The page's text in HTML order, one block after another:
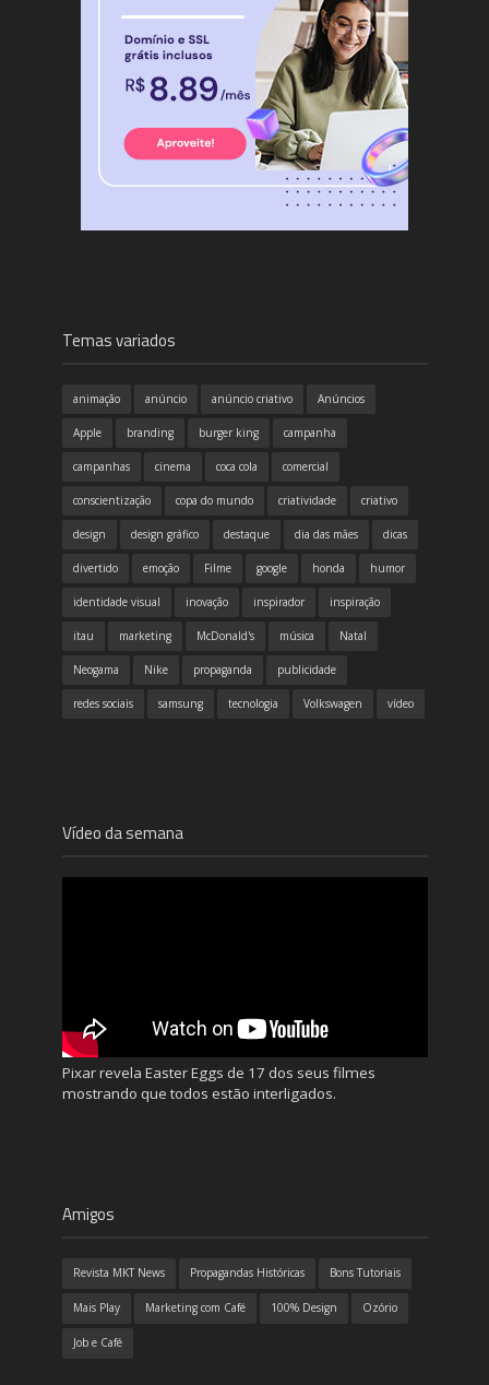
Temas variados
animação anúncio anúncio criativo Anúncios
Apple branding burger king campanha
campanhas cinema coca cola comercial
conscientização copa do mundo criatividade criativo
design design gráfico destaque dia das mães dicas
divertido emoção Filme google honda humor
identidade visual inovação inspirador inspiração
itau marketing McDonald's música Natal
Neogama Nike propaganda publicidade
redes sociais samsung tecnologia Volkswagen vídeo
Vídeo da semana
Pixar revela Easter Eggs de 17 dos seus filmes
mostrando que todos estão interligados.
Amigos
Revista MKT News Propagandas Históricas Bons Tutoriais
Mais Play Marketing com Café 100% Design Ozório
Job e Café